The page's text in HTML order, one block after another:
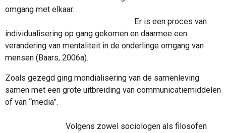
omgang met elkaar.
Er is een proces van
individualisering op gang gekomen en daarmee een
verandering van mentaliteit in de onderlinge omgang van
mensen (Baars, 2006a).
Zoals gezegd ging mondialisering van de samenleving
samen met een grote uitbreiding van communicatiemiddelen
of van “media”.
Volgens zowel sociologen als filosofen